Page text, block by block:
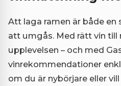
Att laga ramen är både
att umgås. Med rätt vin till
upplevelsen – och med
vinrekommendationer
om du är nybörjare eller